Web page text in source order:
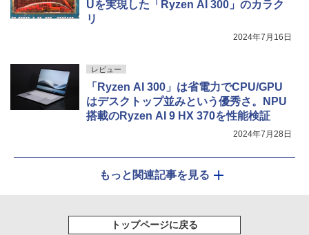
5
HDMI Core i5 12400 メモリー16GB 高
デスクトップパソコン【中古】【30日保
￥59,800
00-8/11 01:59】Xiaomi Monitor A24i 20
万色 300nits ΔE＜1 低ブルーライト 大
画面 TÜV認証 目にやさしい 調整可能な
スタンド VESA
￥12,580
Uを実現した「Ryzen AI 300」のカラク
リ
2024年7月16日
レビュー
「Ryzen AI 300」は省電力でCPU/GPU
はデスクトップ並みという優秀さ。NPU
搭載のRyzen AI 9 HX 370を性能検証
2024年7月28日
もっと関連記事を見る
トップページに戻る